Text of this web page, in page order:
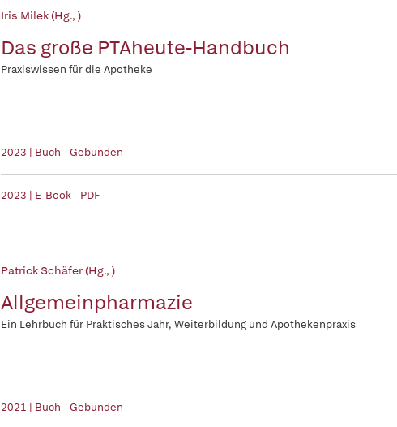
Iris Milek (Hg., )
Das große PTAheute-Handbuch
Praxiswissen für die Apotheke
2023 | Buch - Gebunden
2023 | E-Book - PDF
Patrick Schäfer (Hg., )
Allgemeinpharmazie
Ein Lehrbuch für Praktisches Jahr, Weiterbildung und Apothekenpraxis
2021 | Buch - Gebunden